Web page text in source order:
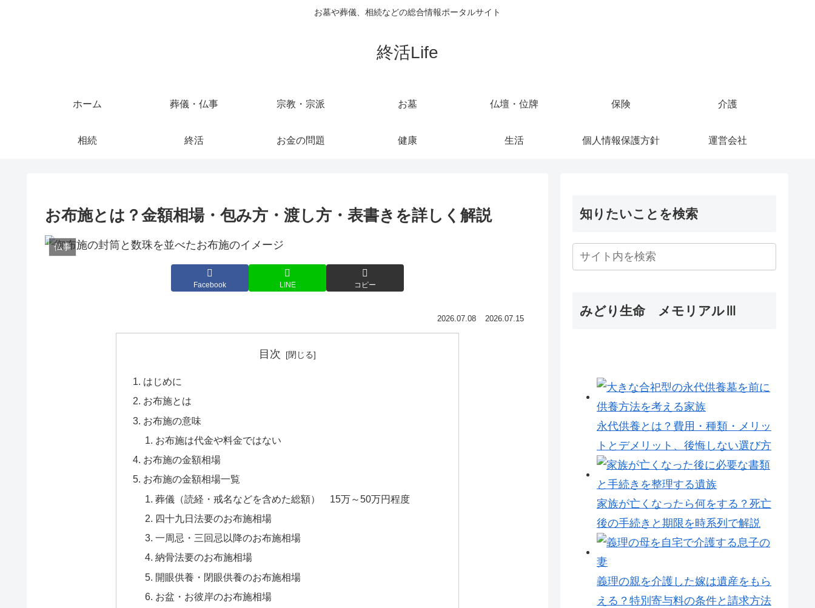
お墓や葬儀、相続などの総合情報ポータルサイト
終活Life
ホーム 葬儀・仏事 宗教・宗派 お墓 仏壇・位牌 保険 介護
相続 終活 お金の問題 健康 生活 個人情報保護方針 運営会社
お布施とは？金額相場・包み方・渡し方・表書きを詳しく解説
仏事
Facebook LINE コピー
2026.07.08 2026.07.15
目次
はじめに
お布施とは
お布施の意味
お布施は代金や料金ではない
お布施の金額相場
お布施の金額相場一覧
葬儀（読経・戒名などを含めた総額） 15万～50万円程度
四十九日法要のお布施相場
一周忌・三回忌以降のお布施相場
納骨法要のお布施相場
開眼供養・閉眼供養のお布施相場
お盆・お彼岸のお布施相場
知りたいことを検索
みどり生命 メモリアルⅢ
永代供養とは？費用・種類・メリッ
トとデメリット、後悔しない選び方
家族が亡くなったら何をする？死亡
後の手続きと期限を時系列で解説
義理の親を介護した嫁は遺産をもら
える？特別寄与料の条件と請求方法